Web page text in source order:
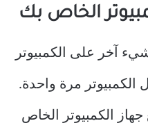
آخر على الكمبيوتر
مرة واحدة.
الكمبيوتر الخاص